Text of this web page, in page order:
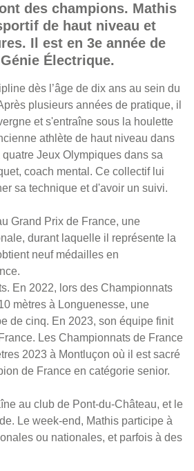
des champions. Mathis
de haut niveau et
Il est en 3e année de
Électrique.
dès l’âge de dix ans au sein du
plusieurs années de pratique, il
et s'entraîne sous la houlette
athlète de haut niveau dans
quatre Jeux Olympiques dans sa
coach mental. Ce collectif lui
sa technique et d'avoir un suivi.
Grand Prix de France, une
durant laquelle il représente la
neuf médailles en
En 2022, lors des Championnats
mètres à Longuenesse, une
de cinq. En 2023, son équipe finit
Les Championnats de France
2023 à Montluçon où il est sacré
de France en catégorie senior.
au club de Pont-du-Château, et le
Le week-end, Mathis participe à
ou nationales, et parfois à des